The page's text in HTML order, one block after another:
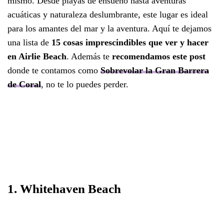
acuáticas y naturaleza deslumbrante, este lugar es ideal
para los amantes del mar y la aventura. Aquí te dejamos
una lista de 15 cosas imprescindibles que ver y hacer
en Airlie Beach. Además te recomendamos este post
donde te contamos como Sobrevolar la Gran Barrera
de Coral, no te lo puedes perder.
1. Whitehaven Beach